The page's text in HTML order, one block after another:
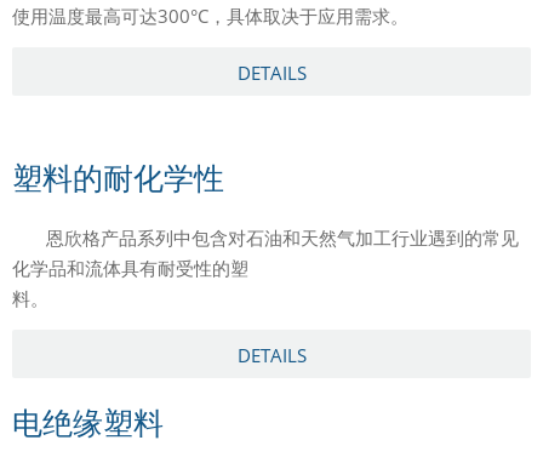
使用温度最高可达300°C，具体取决于应用需求。
DETAILS
塑料的耐化学性
恩欣格产品系列中包含对石油和天然气加工行业遇到的常见
化学品和流体具有耐受性的塑
料
DETAILS
电绝缘塑料